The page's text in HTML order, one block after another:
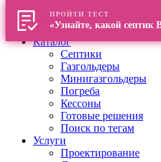
Главная
О компании
Каталог
Септики
Газгольдеры
Минигазгольдеры
Погреба
Кессоны
Готовые решения
Поиск по тегам
Услуги
Проектирование
ПРОЙТИ ТЕСТ
«Узнайте, какой септик